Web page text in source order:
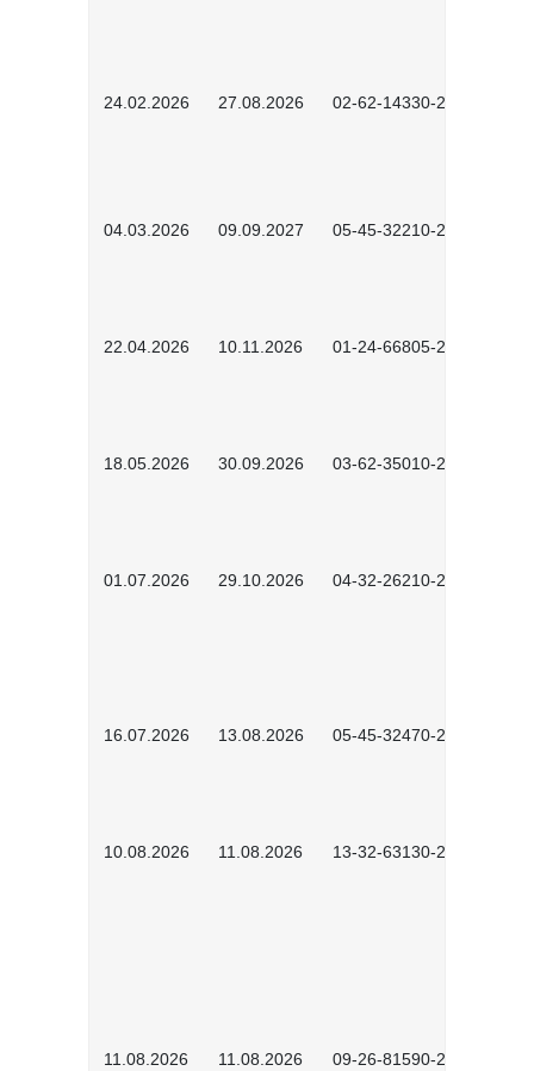
24.02.2026 27.08.2026 02-62-14330-2501
04.03.2026 09.09.2027 05-45-32210-2601
22.04.2026 10.11.2026 01-24-66805-2601
18.05.2026 30.09.2026 03-62-35010-2502
01.07.2026 29.10.2026 04-32-26210-2601
16.07.2026 13.08.2026 05-45-32470-2601
10.08.2026 11.08.2026 13-32-63130-2601
11.08.2026 11.08.2026 09-26-81590-2604